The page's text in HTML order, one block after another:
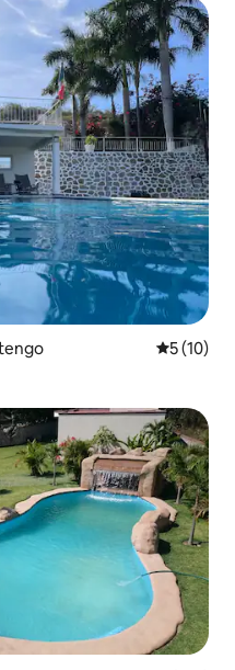
5 (10)